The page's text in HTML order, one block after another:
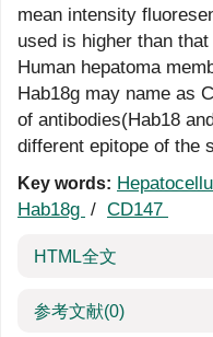
mean intensity
used is higher than
Human hepatoma
Hab18g may name as
of antibodies(Hab18
different epitope of the
Key words:
Hab18g / CD147
HTML全文
参考文献(0)